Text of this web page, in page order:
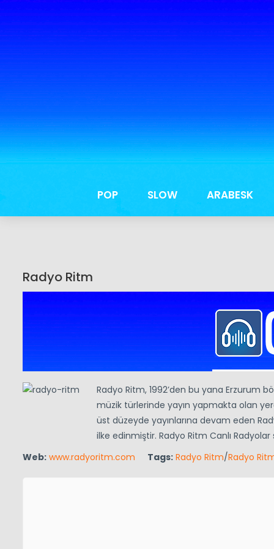
POP SLOW ARABESK
Radyo Ritm
Radyo Ritm, 1992’den bu yana Erzurum
müzik türlerinde yayın yapmakta olan
üst düzeyde yayınlarına devam eden
ilke edinmiştir. Radyo Ritm Canlı
Web: www.radyoritm.com Tags: Radyo Ritm/Radyo